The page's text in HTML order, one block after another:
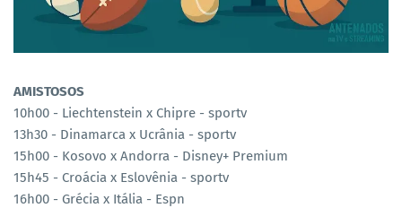
AMISTOSOS
10h00 - Liechtenstein x Chipre - sportv
13h30 - Dinamarca x Ucrânia - sportv
15h00 - Kosovo x Andorra - Disney+ Premium
15h45 - Croácia x Eslovênia - sportv
16h00 - Grécia x Itália - Espn